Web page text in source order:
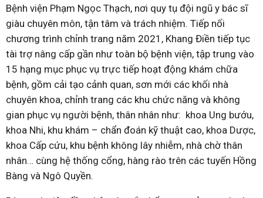
Bệnh viện Phạm Ngọc Thạch, nơi quy tụ đội ngũ y bác sĩ
giàu chuyên môn, tận tâm và trách nhiệm. Tiếp nối
chương trình chỉnh trang năm 2021, Khang Điền tiếp tục
tài trợ nâng cấp gần như toàn bộ bệnh viện, tập trung vào
15 hạng mục phục vụ trực tiếp hoạt động khám chữa
bệnh, gồm cải tạo cảnh quan, sơn mới các khối nhà
chuyên khoa, chỉnh trang các khu chức năng và không
gian phục vụ người bệnh, thân nhân như: khoa Ung bướu,
khoa Nhi, khu khám – chẩn đoán kỹ thuật cao, khoa Dược,
khoa Cấp cứu, khu bệnh không lây nhiễm, nhà chờ thân
nhân… cùng hệ thống cổng, hàng rào trên các tuyến Hồng
Bàng và Ngô Quyền.